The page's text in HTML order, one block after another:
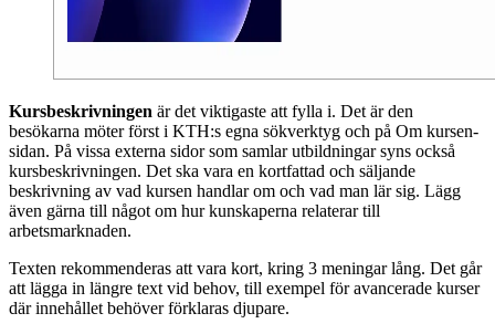
Kursbeskrivningen är det viktigaste att fylla i. Det är den
besökarna möter först i KTH:s egna sökverktyg och på Om kursen-
sidan. På vissa externa sidor som samlar utbildningar syns också
kursbeskrivningen. Det ska vara en kortfattad och säljande
beskrivning av vad kursen handlar om och vad man lär sig. Lägg
även gärna till något om hur kunskaperna relaterar till
arbetsmarknaden.
Texten rekommenderas att vara kort, kring 3 meningar lång. Det går
att lägga in längre text vid behov, till exempel för avancerade kurser
där innehållet behöver förklaras djupare.